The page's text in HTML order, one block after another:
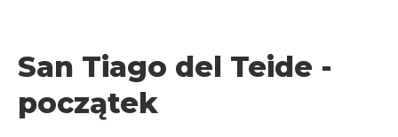
San Tiago del Teide -
początek